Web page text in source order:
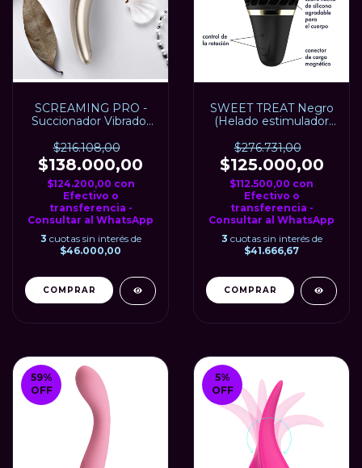
SCREAMING PRO -
Succionador Vibrador
HANDE
$216.108,00
$138.000,00
$124.200,00 con
Efectivo o
transferencia -
Consultar al WhatsApp
3 cuotas sin interés de
$46.000,00
SWEET TREAT Negro
(Helado estimulador
SATISFYER
$276.731,00
$125.000,00
$112.500,00 con
Efectivo o
transferencia -
Consultar al WhatsApp
3 cuotas sin interés de
$41.666,67
59%
OFF
5%
OFF